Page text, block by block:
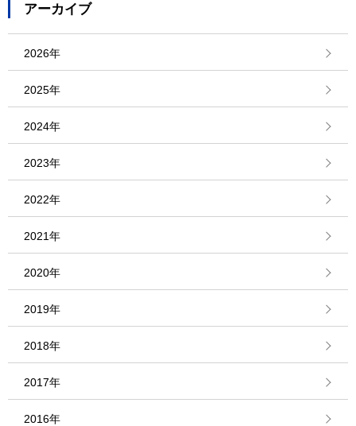
アーカイブ
2026年
2025年
2024年
2023年
2022年
2021年
2020年
2019年
2018年
2017年
2016年